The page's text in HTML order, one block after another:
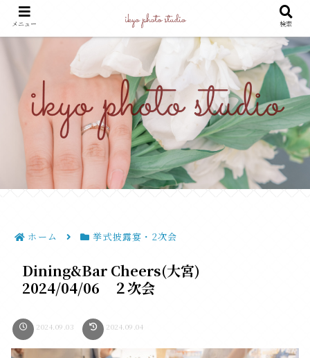
よりどころになる世界をキリトル
ホーム 挙式披露宴・2次会
Dining&Bar Cheers(大宮)
2024/04/06 ２次会
2024.09.03 2024.09.04
メニュー 検索